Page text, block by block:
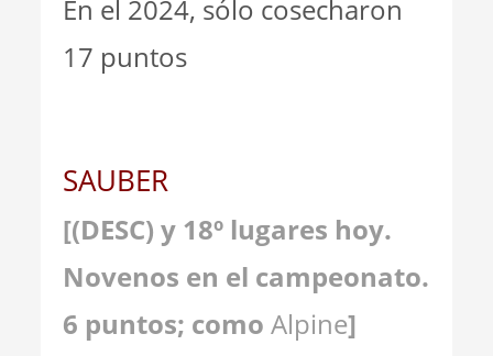
En el 2024, sólo cosecharon
17 puntos
SAUBER
[(DESC) y 18º lugares hoy.
Novenos en el campeonato.
6 puntos; comoAlpine]